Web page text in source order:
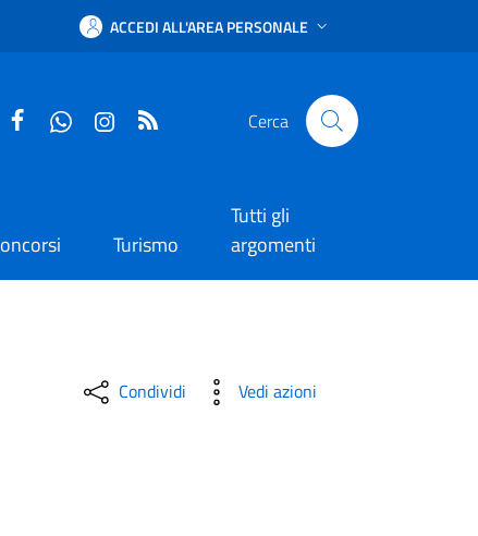
ACCEDI ALL'AREA PERSONALE
FacebookWhatsAppInstagram Cerca
Turismo
Tutti gli
argomenti
Condividi Vedi azioni